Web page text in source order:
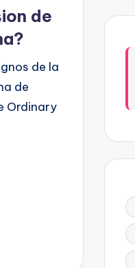
de
de la
de
Ordinary